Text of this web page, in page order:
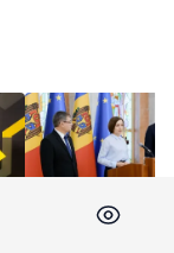
Правительство